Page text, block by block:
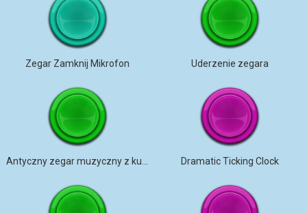
Zegar Zamknij Mikrofon Uderzenie zegara
Dramatic Ticking Clock